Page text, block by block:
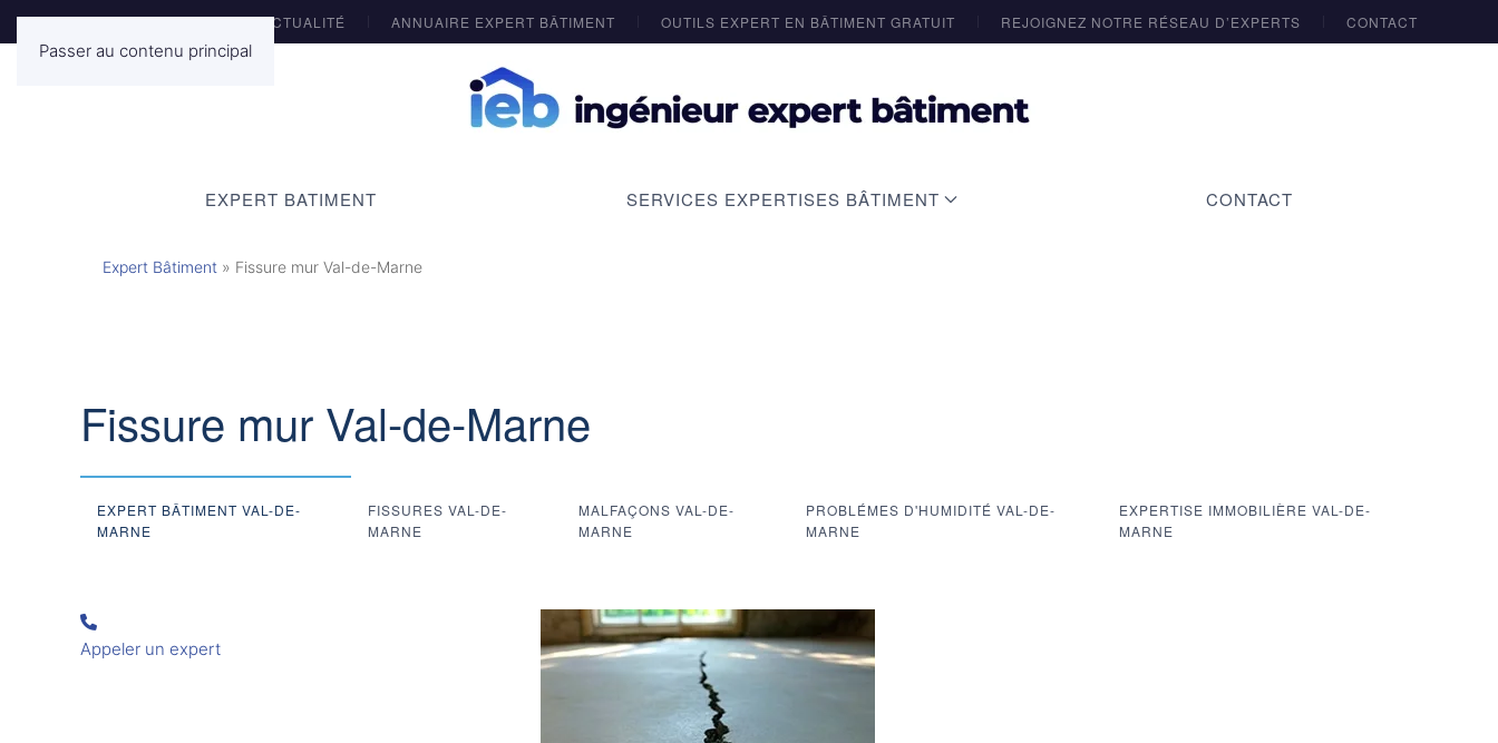
Passer au contenu principal
ACTUALITÉ ANNUAIRE EXPERT BÂTIMENT OUTILS EXPERT EN BÂTIMENT GRATUIT REJOIGNEZ NOTRE RÉSEAU D’EXPERTS CONTACT
EXPERT BATIMENT SERVICES EXPERTISES BÂTIMENT CONTACT
Expert Bâtiment » Fissure mur Val-de-Marne
Fissure mur Val-de-Marne
EXPERT BÂTIMENT VAL-DE-
MARNE
FISSURES VAL-DE-
MARNE
MALFAÇONS VAL-DE-
MARNE
PROBLÉMES D'HUMIDITÉ VAL-DE-
MARNE
EXPERTISE IMMOBILIÈRE VAL-DE-
MARNE
Appeler un expert